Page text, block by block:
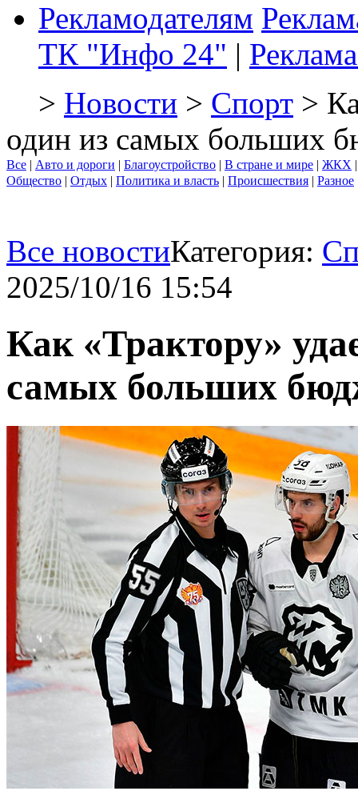
Рекламодателям
ТК "Инфо 24" |
> Новости > Спорт >
один из самых больших
Все | Авто и дороги | Благоустройство | В стране и мире | ЖКХ
Общество | Отдых | Политика и власть | Происшествия | Разное
Все новостиКатегория:
2025/10/16 15:54
Как «Трактору»
самых больших